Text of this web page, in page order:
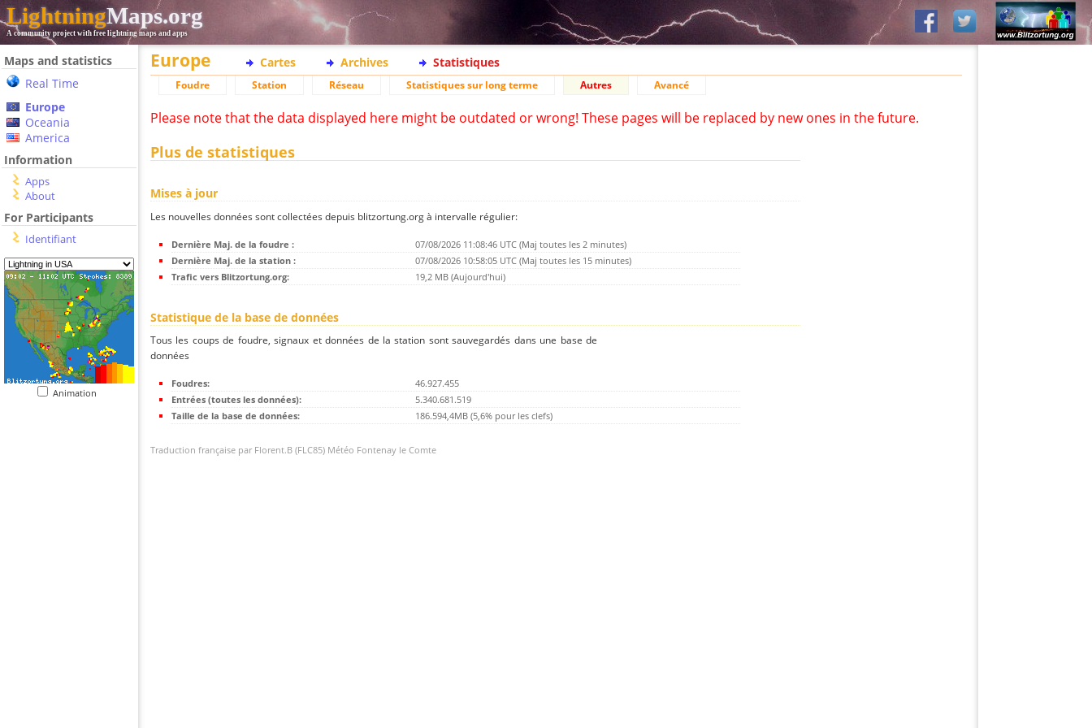
LightningMaps.org
A community project with free lightning maps and apps
Maps and statistics
Real Time
Europe
Oceania
America
Information
Apps
About
For Participants
Identifiant
Animation
Europe Cartes Archives Statistiques
Foudre Station Réseau Statistiques sur long terme Autres Avancé
Please note that the data displayed here might be outdated or wrong! These pages will be replaced by new ones in the future.
Plus de statistiques
Mises à jour
Les nouvelles données sont collectées depuis blitzortung.org à intervalle régulier:
Dernière Maj. de la foudre :
07/08/2026 11:08:46 UTC (Maj toutes les 2 minutes)
Dernière Maj. de la station :
07/08/2026 10:58:05 UTC (Maj toutes les 15 minutes)
Trafic vers Blitzortung.org:
19,2 MB (Aujourd'hui)
Statistique de la base de données
Tous les coups de foudre, signaux et données de la station sont sauvegardés dans une base de
données
Foudres:
46.927.455
Entrées (toutes les données):
5.340.681.519
Taille de la base de données:
186.594,4MB (5,6% pour les clefs)
Traduction française par Florent.B (FLC85) Météo Fontenay le Comte